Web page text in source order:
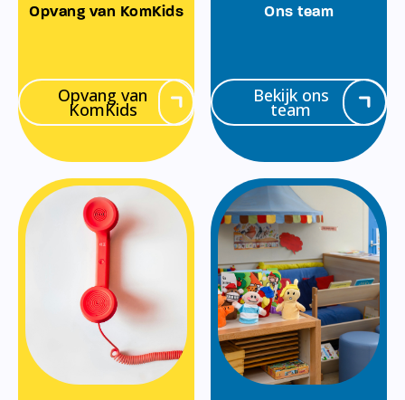
Opvang van KomKids
Opvang van
KomKids
Ons team
Bekijk ons
team